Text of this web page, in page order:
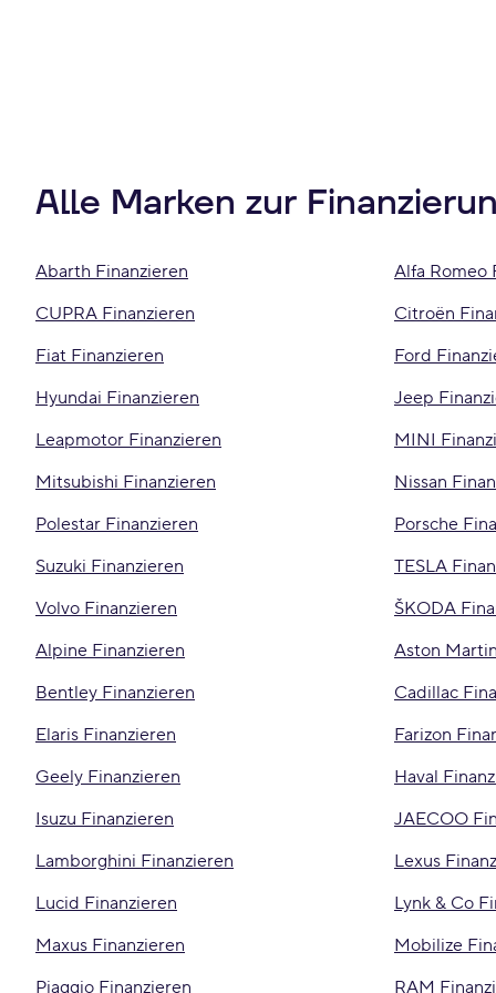
Alle Marken zur
Abarth Finanzieren Alfa Romeo
CUPRA Finanzieren
Citroën
Fiat Finanzieren
Ford
Hyundai Finanzieren
Jeep
Leapmotor Finanzieren
MINI
Mitsubishi Finanzieren
Nissan
Polestar Finanzieren
Porsche
Suzuki Finanzieren
TESLA
Volvo Finanzieren
ŠKODA
Alpine Finanzieren
Aston
Bentley Finanzieren
Cadillac
Elaris Finanzieren
Farizon
Geely Finanzieren
Haval
Isuzu Finanzieren
JAECOO
Lamborghini Finanzieren
Lexus
Lucid Finanzieren
Lynk & Co
Maxus Finanzieren
Mobilize
Piaggio Finanzieren
RAM